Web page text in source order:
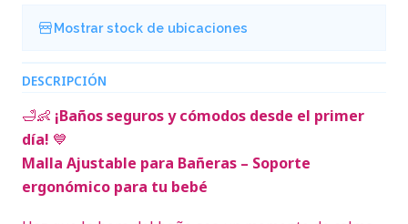
Mostrar stock de ubicaciones
DESCRIPCIÓN
🛁👶 ¡Baños seguros y cómodos desde el primer
día! 💙
Malla Ajustable para Bañeras – Soporte
ergonómico para tu bebé